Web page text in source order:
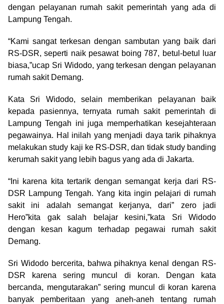
dengan pelayanan rumah sakit pemerintah yang ada di
Lampung Tengah.
“Kami sangat terkesan dengan sambutan yang baik dari
RS-DSR, seperti naik pesawat boing 787, betul-betul luar
biasa,”ucap Sri Widodo, yang terkesan dengan pelayanan
rumah sakit Demang.
Kata Sri Widodo, selain memberikan pelayanan baik
kepada pasiennya, ternyata rumah sakit pemerintah di
Lampung Tengah ini juga memperhatikan kesejahteraan
pegawainya. Hal inilah yang menjadi daya tarik pihaknya
melakukan study kaji ke RS-DSR, dan tidak study banding
kerumah sakit yang lebih bagus yang ada di Jakarta.
“Ini karena kita tertarik dengan semangat kerja dari RS-
DSR Lampung Tengah. Yang kita ingin pelajari di rumah
sakit ini adalah semangat kerjanya, dari” zero jadi
Hero”kita gak salah belajar kesini,”kata Sri Widodo
dengan kesan kagum terhadap pegawai rumah sakit
Demang.
Sri Widodo bercerita, bahwa pihaknya kenal dengan RS-
DSR karena sering muncul di koran. Dengan kata
bercanda, mengutarakan” sering muncul di koran karena
banyak pemberitaan yang aneh-aneh tentang rumah